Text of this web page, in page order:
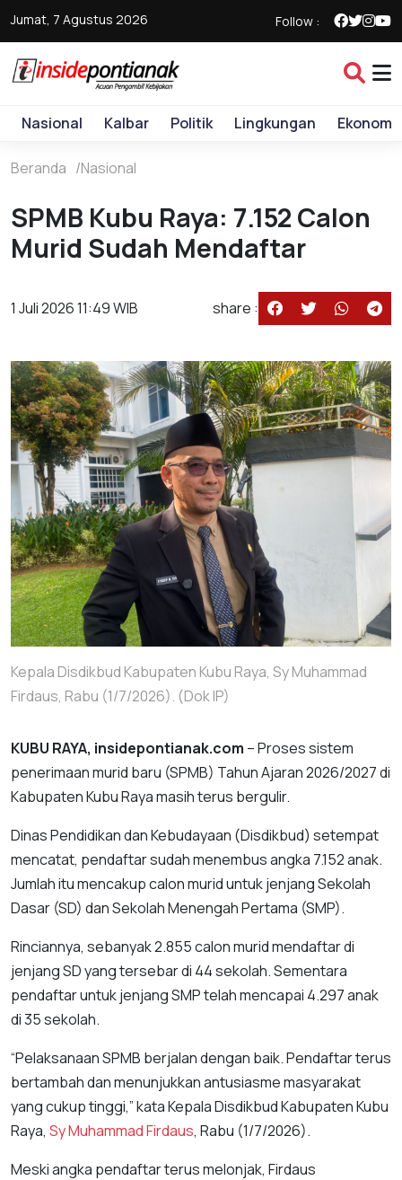
Jumat, 7 Agustus 2026 Follow :
Nasional Kalbar Politik Lingkungan Ekonomi
Beranda Nasional
SPMB Kubu Raya: 7.152 Calon
Murid Sudah Mendaftar
1 Juli 2026 11:49 WIB share :
Kepala Disdikbud Kabupaten Kubu Raya, Sy Muhammad
Firdaus, Rabu (1/7/2026). (Dok IP)
KUBU RAYA, insidepontianak.com – Proses sistem
penerimaan murid baru (SPMB) Tahun Ajaran 2026/2027 di
Kabupaten Kubu Raya masih terus bergulir.
Dinas Pendidikan dan Kebudayaan (Disdikbud) setempat
mencatat, pendaftar sudah menembus angka 7.152 anak.
Jumlah itu mencakup calon murid untuk jenjang Sekolah
Dasar (SD) dan Sekolah Menengah Pertama (SMP).
Rinciannya, sebanyak 2.855 calon murid mendaftar di
jenjang SD yang tersebar di 44 sekolah. Sementara
pendaftar untuk jenjang SMP telah mencapai 4.297 anak
di 35 sekolah.
“Pelaksanaan SPMB berjalan dengan baik. Pendaftar terus
bertambah dan menunjukkan antusiasme masyarakat
yang cukup tinggi,” kata Kepala Disdikbud Kabupaten Kubu
Raya, Sy Muhammad Firdaus, Rabu (1/7/2026).
Meski angka pendaftar terus melonjak, Firdaus